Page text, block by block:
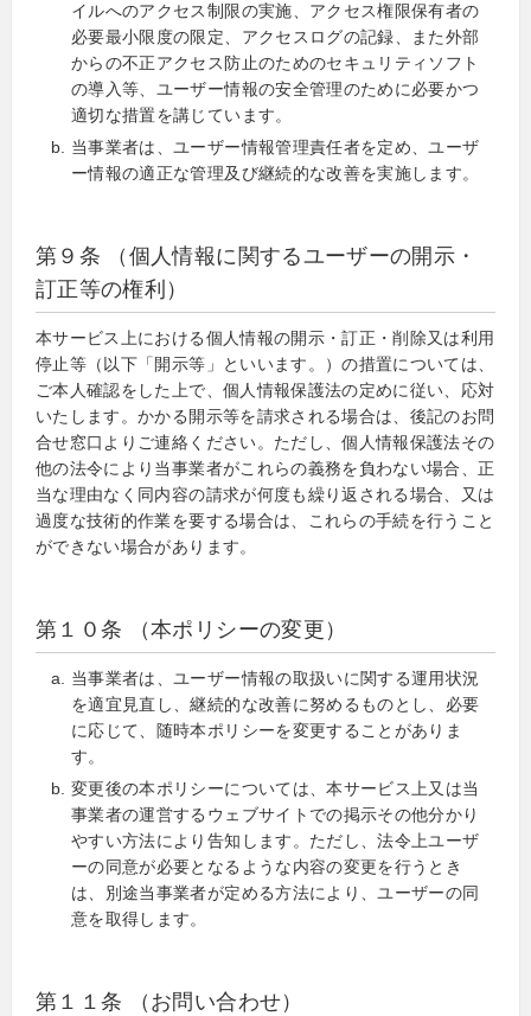
イルへのアクセス制限の実施、アクセス権限保有者の
必要最小限度の限定、アクセスログの記録、また外部
からの不正アクセス防止のためのセキュリティソフト
の導入等、ユーザー情報の安全管理のために必要かつ
適切な措置を講じています。
当事業者は、ユーザー情報管理責任者を定め、ユーザ
ー情報の適正な管理及び継続的な改善を実施します。
第９条 （個人情報に関するユーザーの開示・
訂正等の権利）
本サービス上における個人情報の開示・訂正・削除又は利用
停止等（以下「開示等」といいます。）の措置については、
ご本人確認をした上で、個人情報保護法の定めに従い、応対
いたします。かかる開示等を請求される場合は、後記のお問
合せ窓口よりご連絡ください。ただし、個人情報保護法その
他の法令により当事業者がこれらの義務を負わない場合、正
当な理由なく同内容の請求が何度も繰り返される場合、又は
過度な技術的作業を要する場合は、これらの手続を行うこと
ができない場合があります。
第１０条 （本ポリシーの変更）
当事業者は、ユーザー情報の取扱いに関する運用状況
を適宜見直し、継続的な改善に努めるものとし、必要
に応じて、随時本ポリシーを変更することがありま
す。
変更後の本ポリシーについては、本サービス上又は当
事業者の運営するウェブサイトでの掲示その他分かり
やすい方法により告知します。ただし、法令上ユーザ
ーの同意が必要となるような内容の変更を行うとき
は、別途当事業者が定める方法により、ユーザーの同
意を取得します。
第１１条 （お問い合わせ）